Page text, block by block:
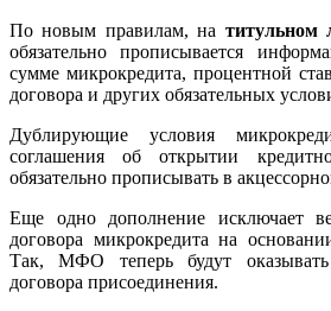
По новым правилам, на титульном
обязательно прописывается
сумме микрокредита, процентной
договора и других обязательных
Дублирующие условия
соглашения об открытии
обязательно прописывать в
Еще одно дополнение исключает
договора микрокредита на
Так, МФО теперь будут
договора присоединения.